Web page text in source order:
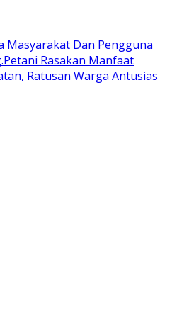
Masyarakat Dan Pengguna
Rasakan Manfaat
Ratusan Warga Antusias